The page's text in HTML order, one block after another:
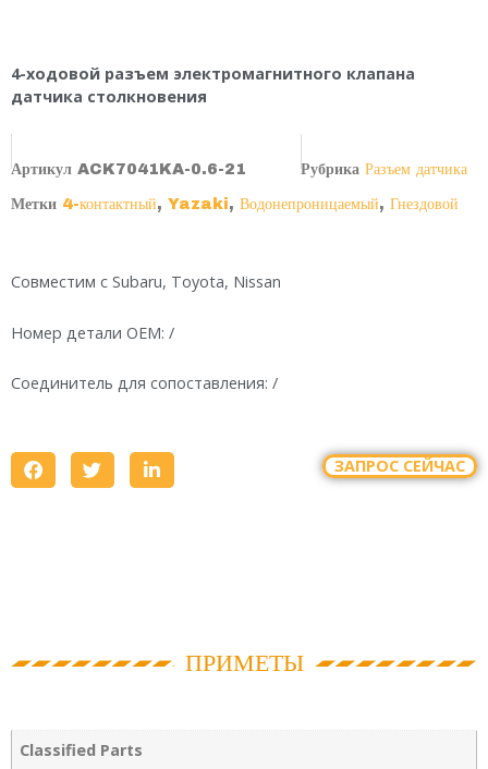
4-ходовой разъем электромагнитного клапана
датчика столкновения
Артикул ACK7041KA-0.6-21 Рубрика Разъем датчика
Метки 4-контактный, Yazaki, Водонепроницаемый, Гнездовой
Совместим с Subaru, Toyota, Nissan
Номер детали OEM: /
Соединитель для сопоставления: /
ЗАПРОС СЕЙЧАС
ПРИМЕТЫ
Classified Parts